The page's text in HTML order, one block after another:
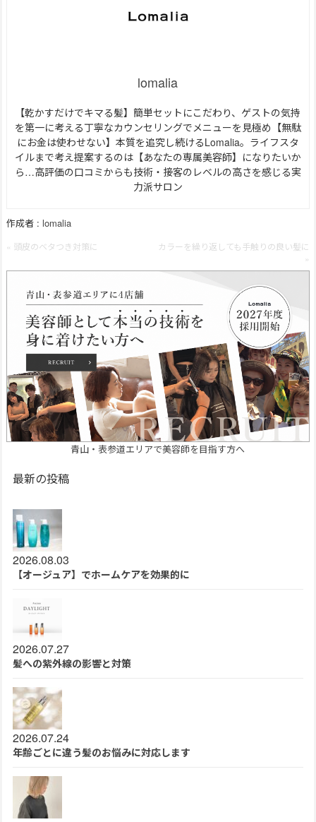
lomalia
【乾かすだけでキマる髪】簡単セットにこだわり、ゲストの気持
を第一に考える丁寧なカウンセリングでメニューを見極め【無駄
にお金は使わせない】本質を追究し続けるLomalia。ライフスタ
イルまで考え提案するのは【あなたの専属美容師】になりたいか
ら…高評価の口コミからも技術・接客のレベルの高さを感じる実
力派サロン
作成者 : lomalia
« 頭皮のベタつき対策に
カラーを繰り返しても手触りの良い髪に
»
青山・表参道エリアで美容師を目指す方へ
最新の投稿
2026.08.03
【オージュア】でホームケアを効果的に
2026.07.27
髪への紫外線の影響と対策
2026.07.24
年齢ごとに違う髪のお悩みに対応します